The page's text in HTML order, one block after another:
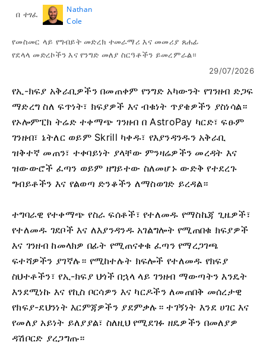
በ ተፃፈ
Nathan
Cole
የመስመር ላይ የግብይት መድረክ ተመራማሪ እና መመሪያ ጸሐፊ
የደላላ መድረኮችን እና የንግድ መለያ ስርዓቶችን ይመረምራል።
29/07/2026
የኢ-ክፍያ አቅራቢዎችን በመጠቀም የንግድ አካውንት የገንዘብ ድጋፍ
ማድረግ ስለ ፍጥነት፣ ክፍያዎች እና ብቁነት ጥያቄዎችን ያስነሳል።
የኦሎምፒክ ትሬድ ተቀማጭ ገንዘብ በ AstroPay ካርድ፣ ፍፁም
ገንዘብ፣ ኔትለር ወይም Skrill ካቀዱ፣ የእያንዳንዱን አቅራቢ
ዝቅተኛ መጠን፣ ተቀባይነት ያላቸው ምንዛሬዎችን መረዳት እና
ዝውውሮች ፈጣን ወይም ዘግይተው ስለመሆኑ ውድቅ የተደረጉ
ግብይቶችን እና የልወጣ ድንቆችን ለማስወገድ ይረዳል።
ተግባራዊ የተቀማጭ የስራ ፍሰቶች፣ የተለመዱ የማስኬጃ ጊዜዎች፣
የተለመዱ ገደቦች እና ለእያንዳንዱ አገልግሎት የሚጠበቁ ክፍያዎች
እና ገንዘብ ከመላክዎ በፊት የሚጠናቀቁ ፈጣን የማረጋገጫ
ፍተሻዎችን ያገኛሉ። የሚከተሉት ክፍሎች የተለመዱ የክፍያ
ስህተቶችን፣ የኢ-ክፍያ ህጎች በኋላ ላይ ገንዘብ ማውጣትን እንዴት
እንደሚነኩ እና የኪስ ቦርሳዎን እና ካርዶችን ለመጠበቅ መሰረታዊ
የክፍያ-ደህንነት እርምጃዎችን ያደምቃሉ። ተገኝነት እንደ ሀገር እና
የመለያ አይነት ይለያያል፣ ስለዚህ የሚደገፉ ዘዴዎችን በመለያዎ
ዳሽቦርድ ያረጋግጡ።